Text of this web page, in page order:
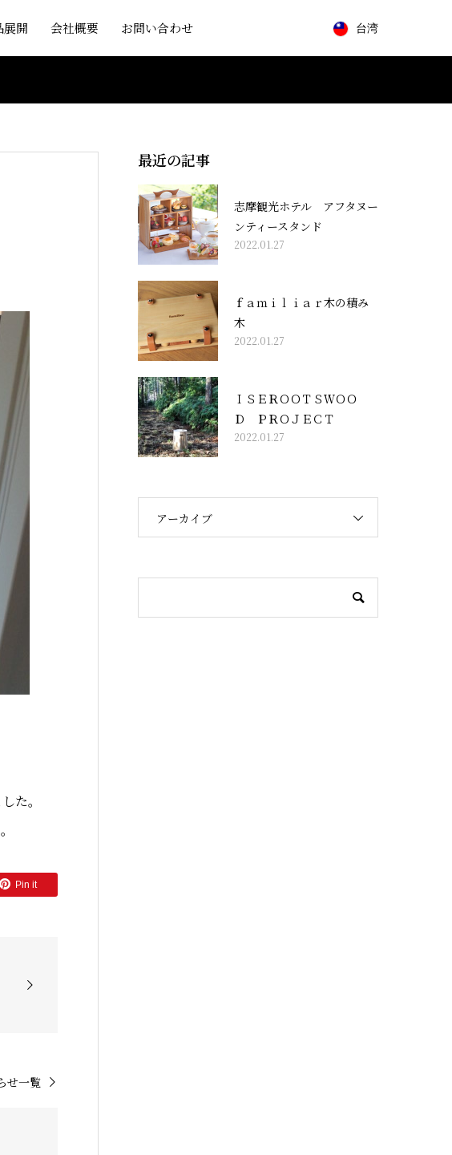
展開 会社概要 お問い合わせ 台湾
た。
Pin it
せ一覧
最近の記事
志摩観光ホテル アフタヌー
ンティースタンド
2022.01.27
ｆａｍｉｌｉａｒ木の積み
木
2022.01.27
ＩＳＥＲＯＯＴＳＷＯＯ
Ｄ ＰＲＯＪＥＣＴ
2022.01.27
アーカイブ